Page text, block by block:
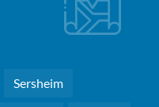
Sersheim